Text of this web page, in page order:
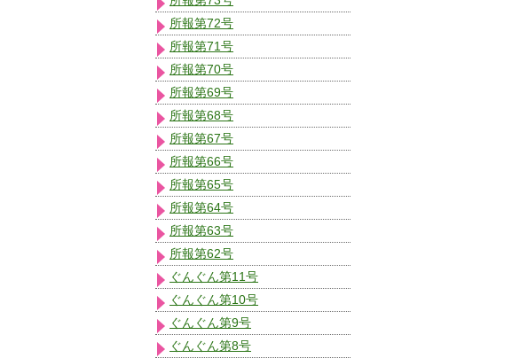
所報第72号
所報第71号
所報第70号
所報第69号
所報第68号
所報第67号
所報第66号
所報第65号
所報第64号
所報第63号
所報第62号
ぐんぐん第11号
ぐんぐん第10号
ぐんぐん第9号
ぐんぐん第8号